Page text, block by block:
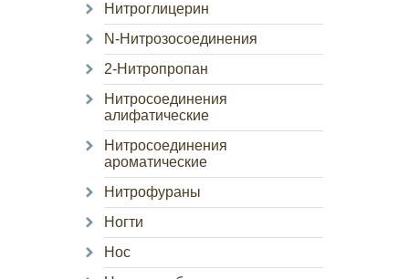
Нитроглицерин
N-Нитрозосоединения
2-Нитропропан
Нитросоединения
алифатические
Нитросоединения
ароматические
Нитрофураны
Ногти
Нос